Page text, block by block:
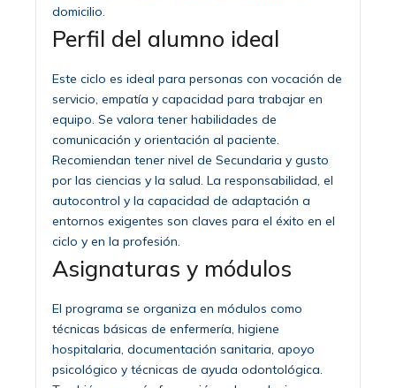
domicilio.
Perfil del alumno ideal
Este ciclo es ideal para personas con vocación de
servicio, empatía y capacidad para trabajar en
equipo. Se valora tener habilidades de
comunicación y orientación al paciente.
Recomiendan tener nivel de Secundaria y gusto
por las ciencias y la salud. La responsabilidad, el
autocontrol y la capacidad de adaptación a
entornos exigentes son claves para el éxito en el
ciclo y en la profesión.
Asignaturas y módulos
El programa se organiza en módulos como
técnicas básicas de enfermería, higiene
hospitalaria, documentación sanitaria, apoyo
psicológico y técnicas de ayuda odontológica.